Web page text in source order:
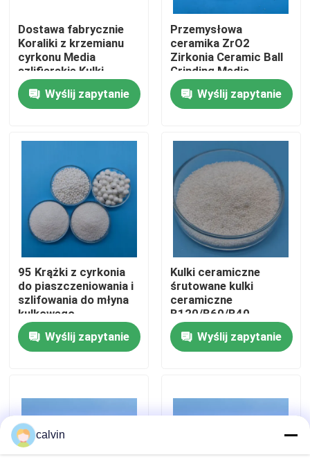
Dom
Produkty
Wycieczka po fabryce
Kontrola jakości
Skontaktuj się z nami
Poprosić o wycenę
Ceramiczne ścierniwo do piaskowania
Dostawa fabrycznie
Koraliki z krzemianu
cyrkonu Media
szlifierskie Kulki
ceramiczne z tlenku
cyrkonuWyślij zapytanie
Przemysłowa
ceramika ZrO2
Zirkonia Ceramic Ball
Grinding Media
Zirkonium Silikatowe
koralikiWyślij zapytanie
95 Krążki z cyrkonia
do piaszczeniowania i
szlifowania do młyna
kulkowego
planetarnego
Wyślij zapytanie
Kulki ceramiczne
śrutowane kulki
ceramiczne
B120/B60/B40
Wyślij zapytanie
calvin